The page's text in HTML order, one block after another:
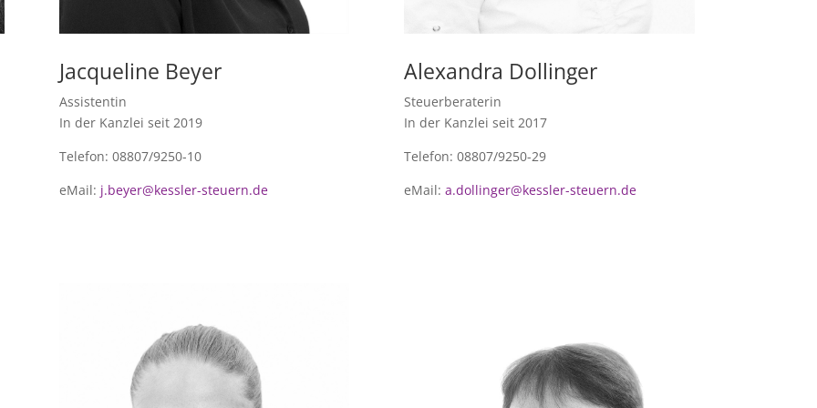
Jacqueline Beyer
Assistentin
In der Kanzlei seit 2019
Telefon: 08807/9250-10
eMail: j.beyer@kessler-steuern.de
Alexandra Dollinger
Steuerberaterin
In der Kanzlei seit 2017
Telefon: 08807/9250-29
eMail: a.dollinger@kessler-steuern.de